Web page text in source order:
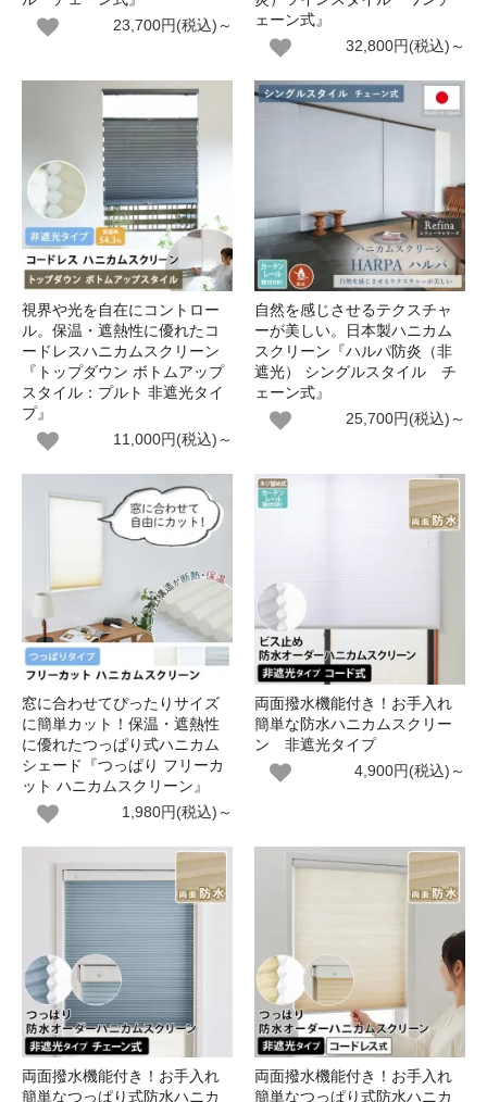
23,700円(税込)～
ェーン式』
32,800円(税込)～
視界や光を自在にコントロー
ル。保温・遮熱性に優れたコ
ードレスハニカムスクリーン
『トップダウン ボトムアップ
スタイル：プルト 非遮光タイ
プ』
11,000円(税込)～
自然を感じさせるテクスチャ
ーが美しい。日本製ハニカム
スクリーン『ハルパ防炎（非
遮光） シングルスタイル チ
ェーン式』
25,700円(税込)～
窓に合わせてぴったりサイズ
に簡単カット！保温・遮熱性
に優れたつっぱり式ハニカム
シェード『つっぱり フリーカ
ット ハニカムスクリーン』
1,980円(税込)～
両面撥水機能付き！お手入れ
簡単な防水ハニカムスクリー
ン 非遮光タイプ
4,900円(税込)～
両面撥水機能付き！お手入れ
簡単なつっぱり式防水ハニカ
両面撥水機能付き！お手入れ
簡単なつっぱり式防水ハニカ